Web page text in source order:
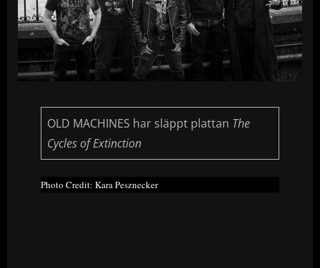
OLD MACHINES har släppt plattan The
Cycles of Extinction
Photo Credit: Kara Pesznecker